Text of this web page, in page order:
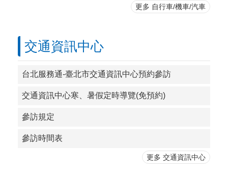
更多 自行車/機車/汽車
交通資訊中心
台北服務通-臺北市交通資訊中心預約參訪
交通資訊中心寒、暑假定時導覽(免預約)
參訪規定
參訪時間表
更多 交通資訊中心